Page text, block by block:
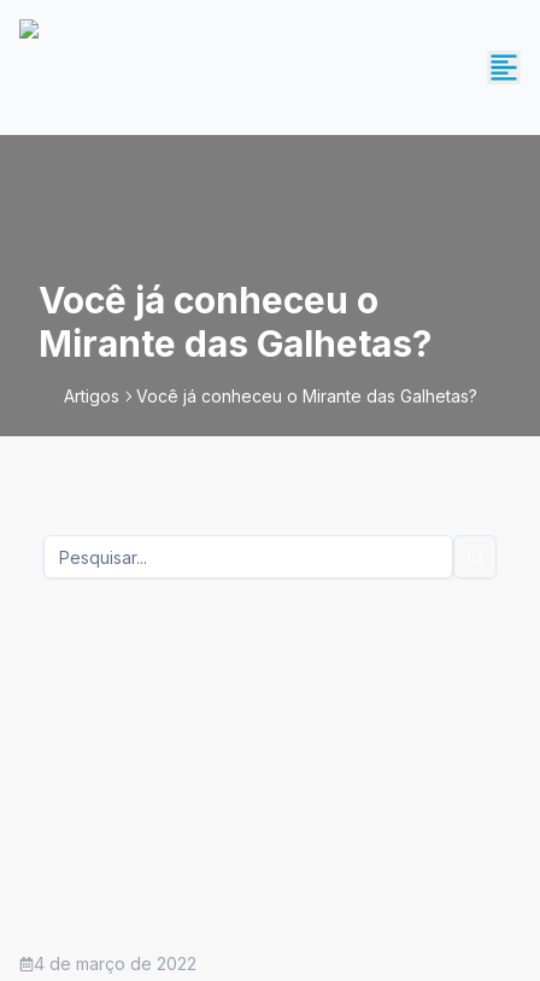
Você já conheceu o
Mirante das Galhetas?
Artigos Você já conheceu o Mirante das Galhetas?
4 de março de 2022